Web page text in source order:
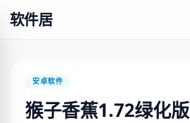
软件居
安卓软件
猴子香蕉1.72绿化版